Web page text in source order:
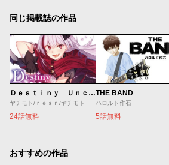
同じ掲載誌の作品
Ｄｅｓｔｉｎｙ Ｕｎｃｈａｉｎ Ｏｎｌｉｎｅ 吸血鬼少女となって、やがて『赤の魔王』と呼ばれるようになりました
ヤチモト/ｒｅｓｎ/ヤチモト
24話無料
THE BAND
ハロルド作石
5話無料
おすすめの作品